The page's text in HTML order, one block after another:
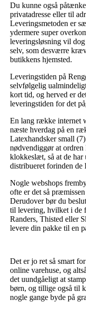
Du kunne også
privatadresse eller til
Leveringsmetoden er
ydermere super
leveringsløsning vil
selv, som desværre
butikkens hjemsted.
Leveringstiden på
selvfølgelig
kort tid, og herved er
leveringstiden for det
En lang række internet
næste hverdag på en
Latexhandsker small
nødvendiggør at ordren
klokkeslæt, så at de har
distribueret forinden de
Nogle webshops
ofte er det så
Derudover bør du
til levering, hvilket i de
Randers, Thisted eller
levere din pakke til en
Det er jo ret så smart
online varehuse, og
det uundgåeligt at
børn, og tillige også til
nogle gange byde på